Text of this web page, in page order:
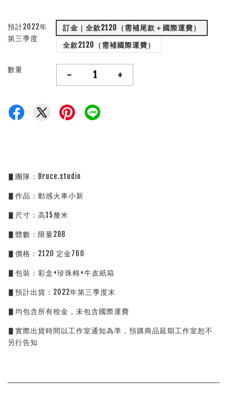
預計2022年
第三季度
訂金｜全款2120（需補尾款＋國際運費）
全款2120（需補國際運費）
數量 - +
▋團隊：Bruce.studio
▋作品：動感火車小新
▋尺寸：高15釐米
▋體數：限量288
▋價格：2120 定金760
▋包裝：彩盒+珍珠棉+牛皮紙箱
▋預計出貨：2022年第三季度末
▋均包含所有稅金，未包含國際運費
▋實際出貨時間以工作室通知為準，預購商品延期工作室恕不
另行告知